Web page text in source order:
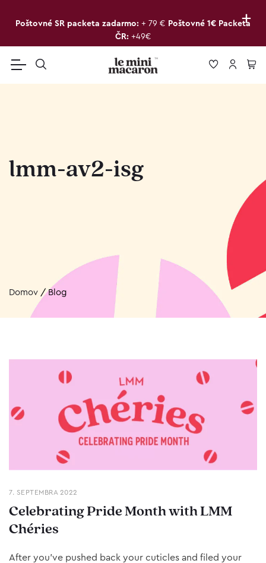
+
Poštovné SR packeta zadarmo: + 79 € Poštovné 1€ Packeta
ČR: +49€
lmm-av2-isg
Domov /Blog
7. SEPTEMBRA 2022
Celebrating Pride Month with LMM
Chéries
After you’ve pushed back your cuticles and filed your